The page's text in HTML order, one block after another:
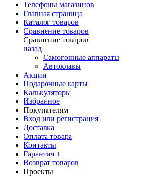
Телефоны магазинов
Главная страница
Каталог товаров
Сравнение товаров
Сравнение товаров
назад
Самогонные аппараты
Автоклавы
Акции
Подарочные карты
Калькуляторы
Избранное
Покупателям
Вход или регистрация
Доставка
Оплата товара
Контакты
Гарантия +
Возврат товаров
Проекты